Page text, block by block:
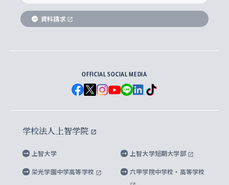
Futures） – 持続可能な未来を考える６学科連携
総合人間科学研究科
経済学研究科
グローバル・スタディーズ研究科
アメリカ・カナダ研究所
メディア・ジャーナリズム研究所
水稀少社会研究センター
先進機械・構造材料イノベーションセンター
企業の採用ご担当者様へのご案内
学費・奨学金
学部入学前に出願する奨学金
国による高等教育の修学支援新制度
大学院生対象の奨学金
海外留学する際の費用と奨学金
ダイバーシティ＆サステナビリティへの取り組み
上智大学のネットワーク
父母・保証人とのネットワーク
学外とのネットワーク
上智大学の出版物
上智大学大学案内・大学院案内
英文広報誌 SOPHIA magazine
上智大学のビジュアル・アイデンティティ
上智大学ビジュアル・アイデンティティ
上智大学校歌 ・上智大学学生歌
上智大学への取材・キャンパスでの撮影について
上智大学の公開情報
上智大学の教育研究活動等の情報公表
キャンパス案内
資料請求
OFFICIAL SOCIAL MEDIA
学校法人上智学院
上智大学 上智大学短期大学部
栄光学園中学高等学校 六甲学院中学校・高等学校